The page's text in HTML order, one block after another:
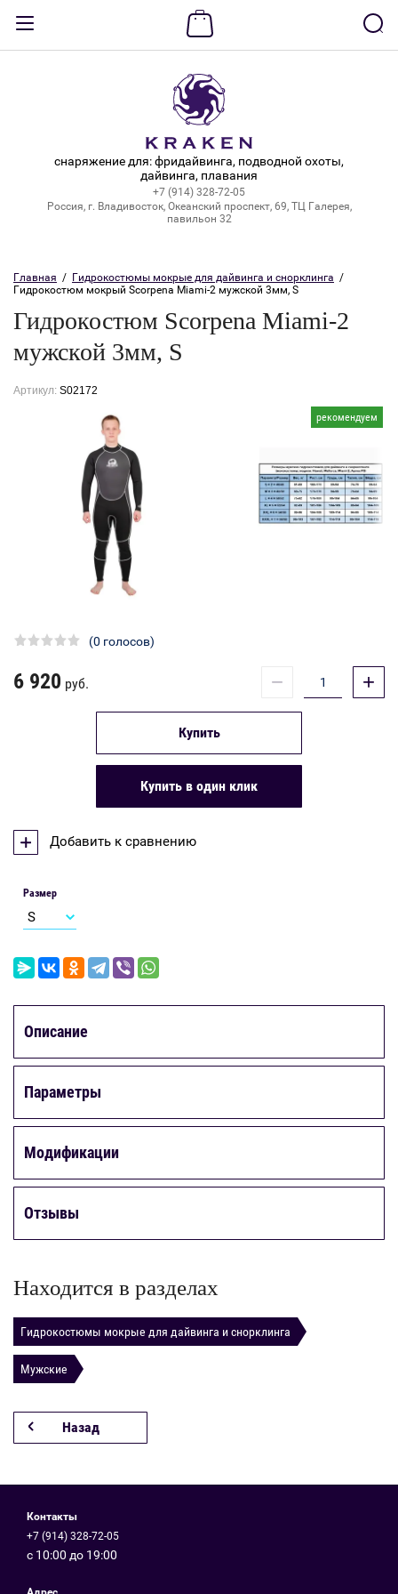
ВОЙТИ
снаряжение для: фридайвинга, подводной охоты,
дайвинга, плавания
+7 (914) 328-72-05
Россия, г. Владивосток, Океанский проспект, 69, ТЦ Галерея,
павильон 32
Главная
  /
Гидрокостюмы мокрые для дайвинга и снорклинга
  /
Гидрокостюм мокрый Scorpena Miami-2 мужской 3мм, S
Гидрокостюм Scorpena Miami-2
мужской 3мм, S
Артикул: S02172
рекомендуем
(0 голосов)
6 920 руб. − +
Купить
Купить в один клик
Добавить к сравнению
Размер
Описание
Параметры
Модификации
Отзывы
Находится в разделах
Гидрокостюмы мокрые для дайвинга и снорклинга
Мужские
Назад
Контакты
+7 (914) 328-72-05
с 10:00 до 19:00